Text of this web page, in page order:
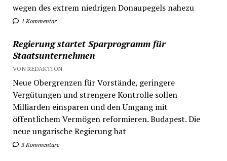
wegen des extrem niedrigen Donaupegels nahezu
1 Kommentar
Regierung startet Sparprogramm für
Staatsunternehmen
VON REDAKTION
Neue Obergrenzen für Vorstände, geringere
Vergütungen und strengere Kontrolle sollen
Milliarden einsparen und den Umgang mit
öffentlichem Vermögen reformieren. Budapest. Die
neue ungarische Regierung hat
3 Kommentare